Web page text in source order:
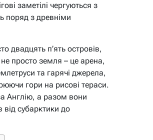
заметілі чергуються з
поряд з древніми
двадцять п’ять островів,
просто земля – це арена,
та гарячі джерела,
гори на рисові тераси.
Англію, а разом вони
субарктики до